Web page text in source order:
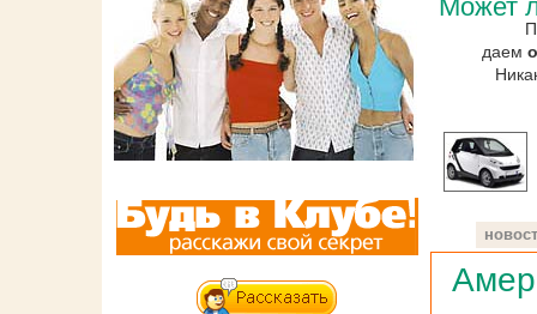
Может
даем